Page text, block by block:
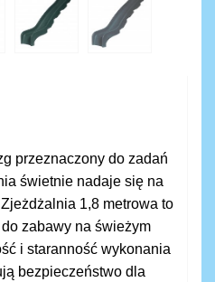
przeznaczony do zadań
świetnie nadaje się na
1,8 metrowa to
zabawy na świeżym
i staranność wykonania
bezpieczeństwo dla